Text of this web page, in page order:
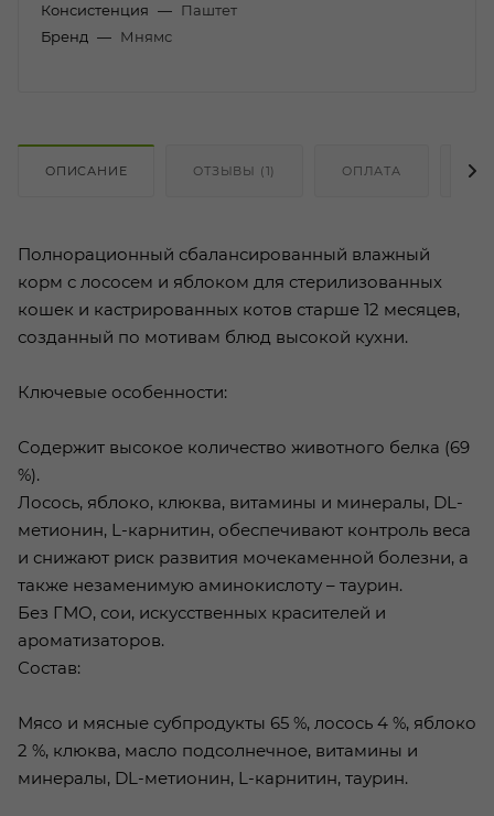
Консистенция — Паштет
Бренд — Мнямс
ОПИСАНИЕ ОТЗЫВЫ (1) ОПЛАТА
Полнорационный сбалансированный влажный
корм с лососем и яблоком для стерилизованных
кошек и кастрированных котов старше 12 месяцев,
созданный по мотивам блюд высокой кухни.
Ключевые особенности:
Содержит высокое количество животного белка (69
%).
Лосось, яблоко, клюква, витамины и минералы, DL-
метионин, L-карнитин, обеспечивают контроль веса
и снижают риск развития мочекаменной болезни, а
также незаменимую аминокислоту – таурин.
Без ГМО, сои, искусственных красителей и
ароматизаторов.
Состав:
Мясо и мясные субпродукты 65 %, лосось 4 %, яблоко
2 %, клюква, масло подсолнечное, витамины и
минералы, DL-метионин, L-карнитин, таурин.